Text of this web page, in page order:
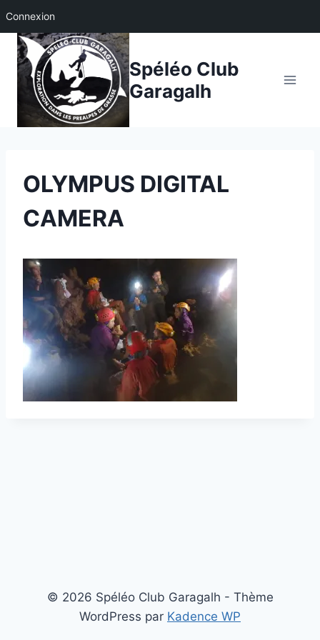
Connexion
Aller
contenu
Spéléo Club
Garagalh
OLYMPUS DIGITAL
CAMERA
© 2026 Spéléo Club Garagalh - Thème
WordPress par Kadence WP